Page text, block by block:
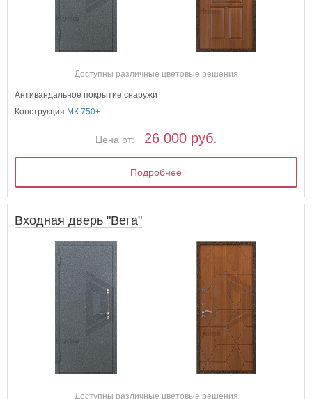
Доступны различные цветовые решения
Антивандальное покрытие снаружи
Конструкция МК 750+
Цена от: 26 000 руб.
Подробнее
Входная дверь "Вега"
Доступны различные цветовые решения